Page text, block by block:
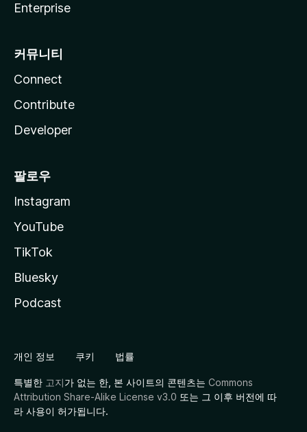
Enterprise
커뮤니티
Connect
Contribute
Developer
팔로우
Instagram
YouTube
TikTok
Bluesky
Podcast
개인 정보 쿠키 법률
특별한 고지가 없는 한, 본 사이트의 콘텐츠는 Commons
Attribution Share-Alike License v3.0 또는 그 이후 버전에 따
라 사용이 허가됩니다.